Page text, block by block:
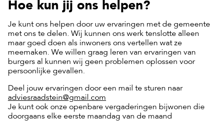
Hoe kun jij ons helpen?
Je kunt ons helpen door uw ervaringen met de gemeente
met ons te delen. Wij kunnen ons werk tenslotte alleen
maar goed doen als inwoners ons vertellen wat ze
meemaken. We willen graag leren van ervaringen van
burgers al kunnen wij geen problemen oplossen voor
persoonlijke gevallen.
Deel jouw ervaringen door een mail te sturen naar
adviesraadstein@gmail.com
Je kunt ook onze openbare vergaderingen bijwonen die
doorgaans elke eerste maandag van de maand